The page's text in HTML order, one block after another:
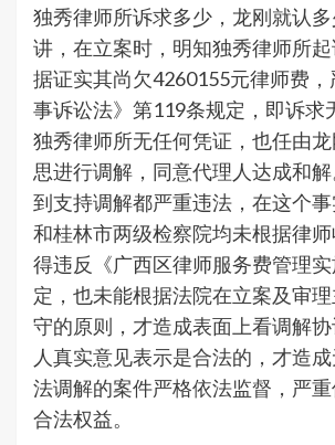
独秀律师所诉求多少，龙刚就认
讲，在立案时，明知独秀律师所
据证实其尚欠4260155元律师费
事诉讼法》第119条规定，即诉求
独秀律师所无任何凭证，也任由
思进行调解，同意代理人达成和
到支持调解都严重违法，在这个
和桂林市两级检察院均未根据律
得违反《广西区律师服务费管理
定，也未能根据法院在立案及审
守的原则，才造成表面上看调解
人真实意见表示是合法的，才造
法调解的案件严格依法监督，严
合法权益。